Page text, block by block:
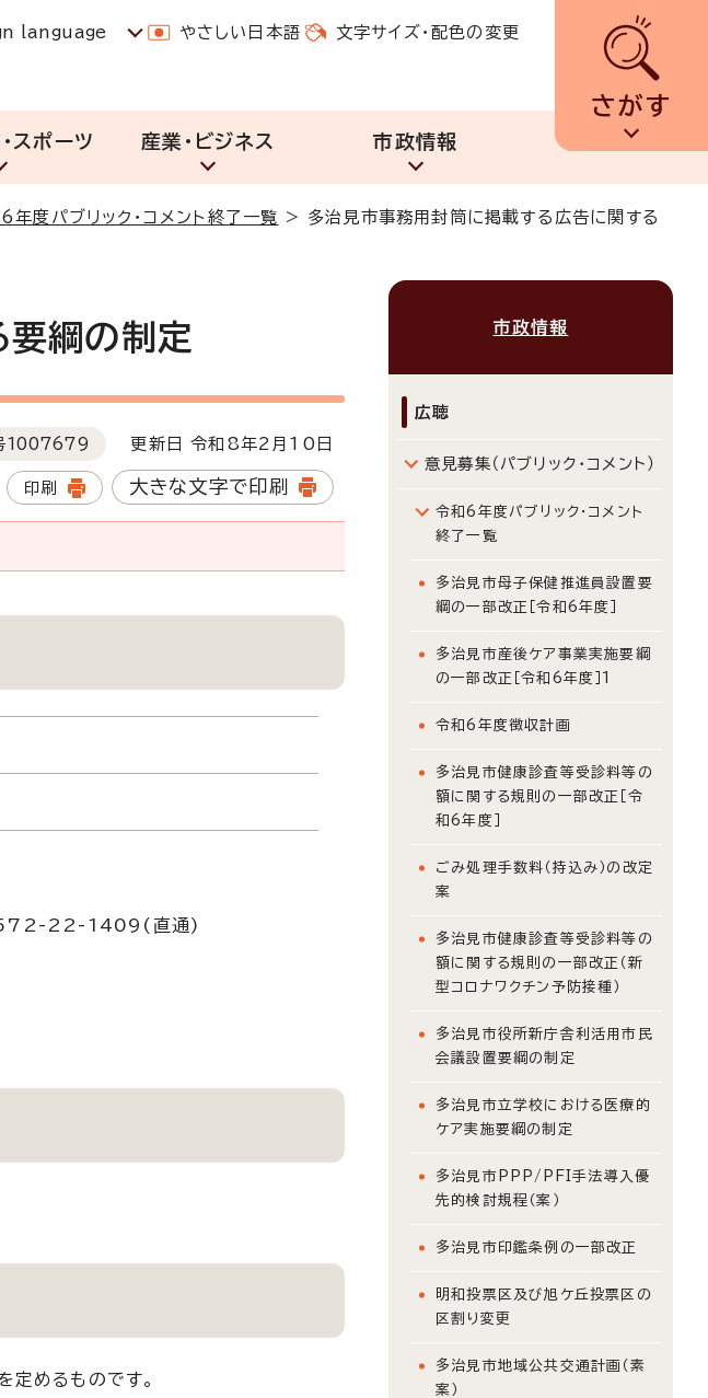
language やさしい日本語 文字サイズ・配色の変更
さがす
スポーツ 産業・ビジネス 市政情報
年度パブリック・コメント終了一覧 > 多治見市事務用封筒に掲載する広告に関する
要綱の制定
1007679 更新日 令和8年2月10日
印刷 大きな文字で印刷
22-1409(直通)
めるものです。
市政情報
広聴
意見募集（パブリック・コメント）
令和6年度パブリック・コメント
終了一覧
多治見市母子保健推進員設置要
綱の一部改正［令和6年度］
多治見市産後ケア事業実施要綱
の一部改正［令和6年度］1
令和6年度徴収計画
多治見市健康診査等受診料等の
額に関する規則の一部改正［令
和6年度］
ごみ処理手数料（持込み）の改定
案
多治見市健康診査等受診料等の
額に関する規則の一部改正（新
型コロナワクチン予防接種）
多治見市役所新庁舎利活用市民
会議設置要綱の制定
多治見市立学校における医療的
ケア実施要綱の制定
多治見市PPP/PFI手法導入優
先的検討規程（案）
多治見市印鑑条例の一部改正
明和投票区及び旭ケ丘投票区の
区割り変更
多治見市地域公共交通計画（素
案）